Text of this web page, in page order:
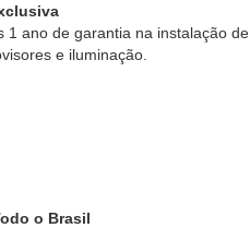
1 ano de garantia na instalação de
e iluminação.
o Brasil